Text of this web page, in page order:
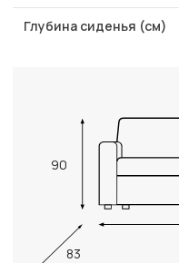
Глубина сиденья (см)
90
83